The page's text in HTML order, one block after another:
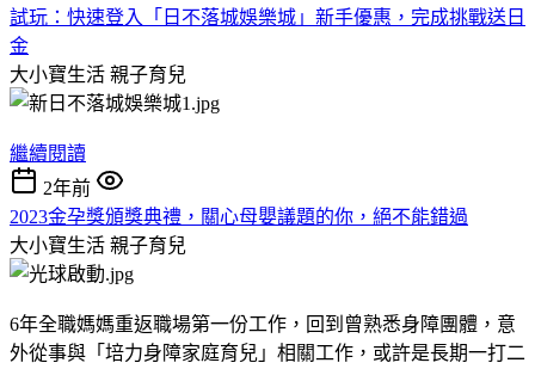
試玩：快速登入「日不落城娛樂城」新手優惠，完成挑戰送日
金
大小寶生活 親子育兒
繼續閱讀
2年前
2023金孕獎頒獎典禮，關心母嬰議題的你，絕不能錯過
大小寶生活 親子育兒
6年全職媽媽重返職場第一份工作，回到曾熟悉身障團體，意
外從事與「培力身障家庭育兒」相關工作，或許是長期一打二